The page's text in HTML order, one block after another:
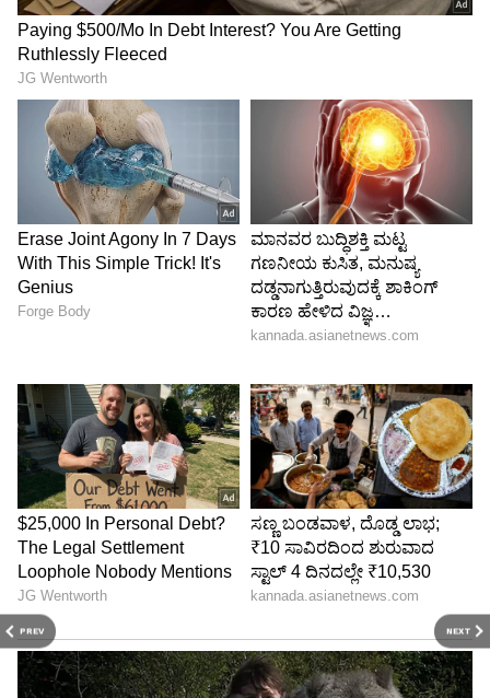
PREV NEXT
ಕಾನೂನು ನೋಟಿಸ್ (Legal Notice):
ನೀಡಲು ನಿರಾಕರಿಸಿದರೆ ಕಾನೂನು ನೋಟಿಸ್ ಕಳುಹಿಸಿ.
ಅಗತ್ಯ ಬಿದ್ದರೆ ಸಿವಿಲ್ ಕೋರ್ಟ್ ಮೊರೆ ಹೋಗಬಹುದು.
ಸಂಘಕ್ಕೆ ದೂರು ನೀಡಿ (RWA):
ಅಪಾರ್ಟ್‌ಮೆಂಟ್
ಅಸೋಸಿಯೇಷನ್ ಅಥವಾ ರೆಸಿಡೆಂಟ್ ವೆಲ್ಫೇರ್
ಅಸೋಸಿಯೇಷನ್‌ಗೆ ದೂರು ನೀಡಿ ಮೌಖಿಕವಾಗಿ ಸಮಸ್ಯೆ
ಬಗೆಹರಿಸಲು ಪ್ರಯತ್ನಿಸಬಹುದು.